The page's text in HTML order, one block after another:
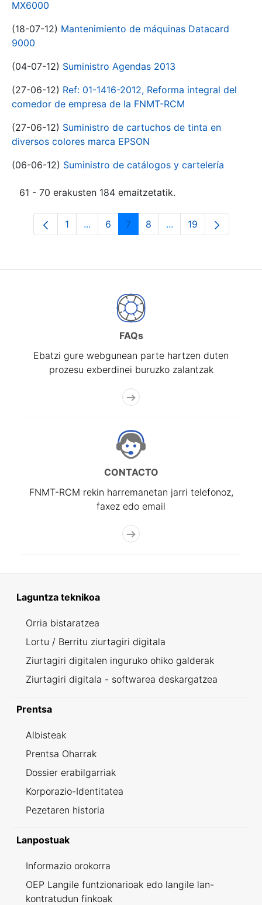
MX6000
(18-07-12) Mantenimiento de máquinas Datacard
9000
(04-07-12) Suministro Agendas 2013
(27-06-12) Ref: 01-1416-2012, Reforma integral del
comedor de empresa de la FNMT-RCM
(27-06-12) Suministro de cartuchos de tinta en
diversos colores marca EPSON
(06-06-12) Suministro de catálogos y cartelería
61 - 70 erakusten 184 emaitzetatik.
Orrialdea
1 ...Intermediate Pages Use TAB to
Orrialdea
6 Orrialdea
7 Orrialdea
8 ...Intermediate Pages
Orrialdea
19
FAQs
Ebatzi gure webgunean parte hartzen duten
prozesu exberdinei buruzko zalantzak
CONTACTO
FNMT-RCM rekin harremanetan jarri telefonoz,
faxez edo email
Laguntza teknikoa
Orria bistaratzea
Lortu / Berritu ziurtagiri digitala
Ziurtagiri digitalen inguruko ohiko galderak
Ziurtagiri digitala - softwarea deskargatzea
Prentsa
Albisteak
Prentsa Oharrak
Dossier erabilgarriak
Korporazio-Identitatea
Pezetaren historia
Lanpostuak
Informazio orokorra
OEP Langile funtzionarioak edo langile lan-
kontratudun finkoak